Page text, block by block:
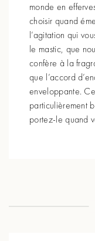
monde en
choisir quand
l’agitation qui
le mastic, que
confère à la
que l’accord
enveloppante.
particulièrement
portez-le quand